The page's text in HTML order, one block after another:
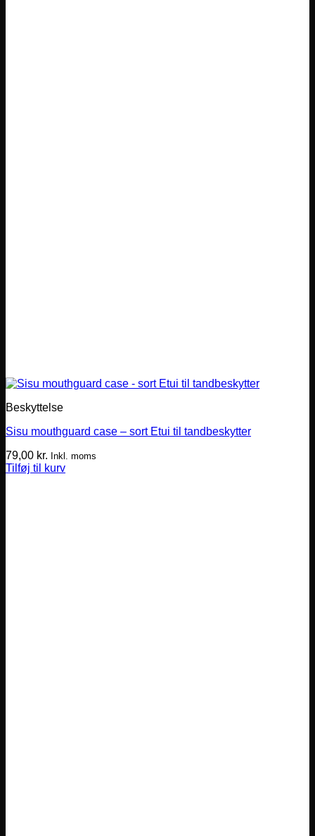
Beskyttelse
Sisu mouthguard case – sort Etui til tandbeskytter
79,00 kr. Inkl. moms
Tilføj til kurv